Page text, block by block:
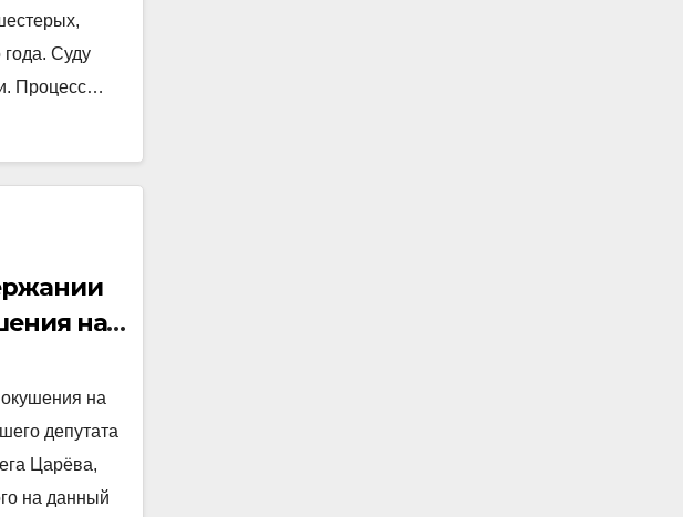
Суду
Процесс…
на
на
депутата
Царёва,
на данный